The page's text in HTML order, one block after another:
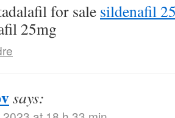
for sale sildenafil
25mg
says: